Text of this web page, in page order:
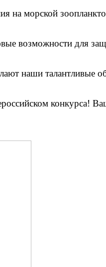
на морской
возможности для
наши талантливые
конкурса!